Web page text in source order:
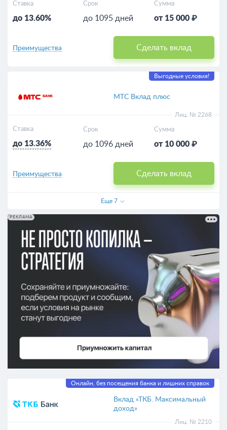
Ставка
до 13.60%
Срок
до 1095 дней
Сумма
от 15 000 ₽
Сделать вклад
Преимущества
Выгодные условия!
МТС Вклад плюс
Лиц. № 2268
Ставка
до 13.36%
Срок
до 1096 дней
Сумма
от 10 000 ₽
Сделать вклад
Преимущества
Еще 7
РЕКЛАМА
Онлайн, без посещения банка и лишних справок
Вклад «ТКБ. Максимальный
доход»
Лиц. № 2210